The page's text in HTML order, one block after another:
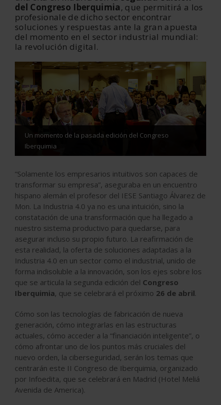
del Congreso Iberquimia, que permitirá a los
profesionale de dicho sector encontrar
soluciones y respuestas ante la gran apuesta
del momento en el sector industrial mundial:
la revolución digital.
Un momento de la pasada edición del Congreso
Iberquimia
“Solamente los empresarios intuitivos son capaces de
transformar su empresa”, aseguraba en un encuentro
hispano alemán el profesor del IESE Santiago Álvarez de
Mon. La Industria 4.0 ya no es una intuición, sino la
constatación de una transformación que ha llegado a
nuestro sistema productivo para quedarse, para
asegurar incluso su propio futuro. La reafirmación de
esta realidad, la oferta de soluciones adaptadas a la
Industria 4.0 en un sector como el industrial, unido de
forma indisoluble a la innovación, son los ejes sobre los
que se articula la segunda edición del Congreso
Iberquimia, que se celebrará el próximo 26 de abril.
Cómo son las tecnologías de fabricación de nueva
generación, cómo integrarlas en las estructuras
actuales, cómo acceder a la “financiación inteligente”, o
cómo afrontar uno de los puntos más cruciales del
nuevo orden, la ciberseguridad, serán los temas que
centrarán este II Congreso de Iberquimia, organizado
por Infoedita, que se celebrará en Madrid (Hotel Meliá
Avenida de America).